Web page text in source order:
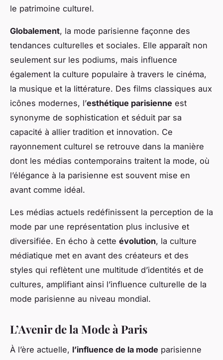
le patrimoine culturel.
Globalement, la mode parisienne façonne des
tendances culturelles et sociales. Elle apparaît non
seulement sur les podiums, mais influence
également la culture populaire à travers le cinéma,
la musique et la littérature. Des films classiques aux
icônes modernes, l’esthétique parisienne est
synonyme de sophistication et séduit par sa
capacité à allier tradition et innovation. Ce
rayonnement culturel se retrouve dans la manière
dont les médias contemporains traitent la mode, où
l’élégance à la parisienne est souvent mise en
avant comme idéal.
Les médias actuels redéfinissent la perception de la
mode par une représentation plus inclusive et
diversifiée. En écho à cette évolution, la culture
médiatique met en avant des créateurs et des
styles qui reflètent une multitude d’identités et de
cultures, amplifiant ainsi l’influence culturelle de la
mode parisienne au niveau mondial.
L’Avenir de la Mode à Paris
À l’ère actuelle, l’influence de la mode parisienne